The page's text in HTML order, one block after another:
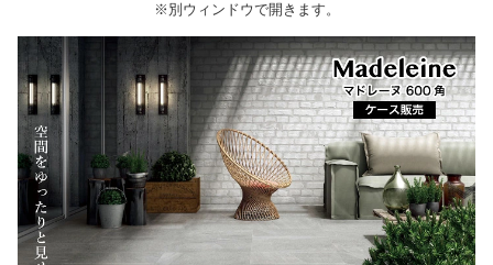
※別ウィンドウで開きます。